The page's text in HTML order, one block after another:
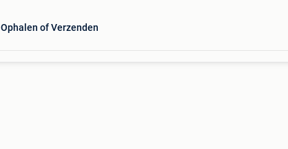
Ophalen of Verzenden